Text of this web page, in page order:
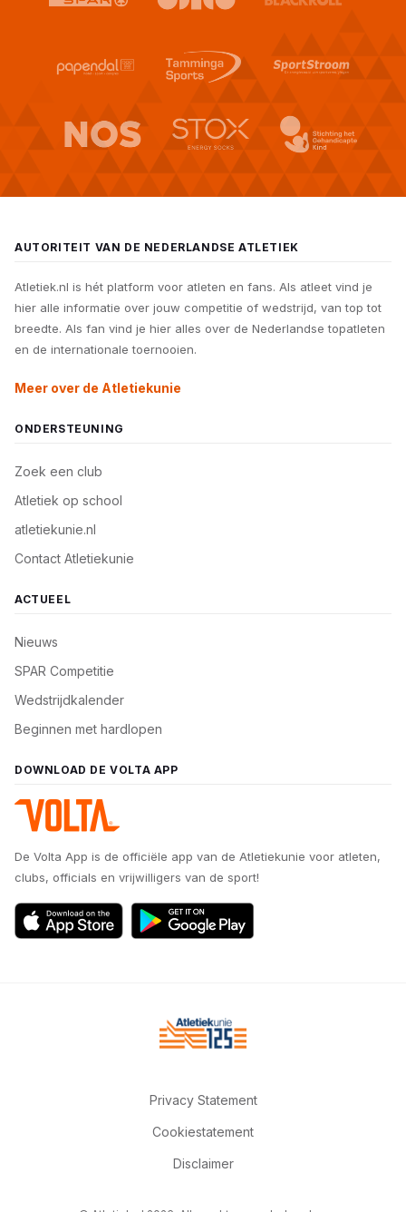
AUTORITEIT VAN DE NEDERLANDSE ATLETIEK
Atletiek.nl is hét platform voor atleten en fans. Als atleet vind je
hier alle informatie over jouw competitie of wedstrijd, van top tot
breedte. Als fan vind je hier alles over de Nederlandse topatleten
en de internationale toernooien.
Meer over de Atletiekunie
ONDERSTEUNING
Zoek een club
Atletiek op school
atletiekunie.nl
Contact Atletiekunie
ACTUEEL
Nieuws
SPAR Competitie
Wedstrijdkalender
Beginnen met hardlopen
DOWNLOAD DE VOLTA APP
De Volta App is de officiële app van de Atletiekunie voor atleten,
clubs, officials en vrijwilligers van de sport!
Privacy Statement
Cookiestatement
Disclaimer